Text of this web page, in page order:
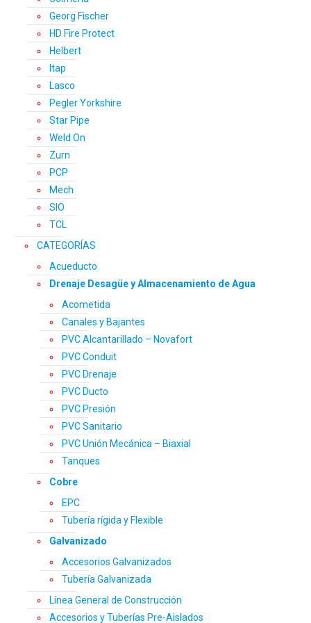
Georg Fischer
HD Fire Protect
Helbert
Itap
Lasco
Pegler Yorkshire
Star Pipe
Weld On
Zurn
PCP
Mech
SIO
TCL
CATEGORÍAS
Acueducto
Drenaje Desagüe y Almacenamiento de Agua
Acometida
Canales y Bajantes
PVC Alcantarillado – Novafort
PVC Conduit
PVC Drenaje
PVC Ducto
PVC Presión
PVC Sanitario
PVC Unión Mecánica – Biaxial
Tanques
Cobre
EPC
Tubería rígida y Flexible
Galvanizado
Accesorios Galvanizados
Tubería Galvanizada
Línea General de Construcción
Accesorios y Tuberías Pre-Aislados